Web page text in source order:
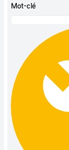
Mot-clé